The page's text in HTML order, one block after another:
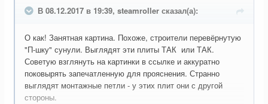
В 08.12.2017 в 19:39, steamroller сказал(а):
О как! Занятная картина. Похоже, строители перевёрнутую
"П-шку" сунули. Выглядят эти плиты ТАК или ТАК.
Советую взглянуть на картинки в ссылке и аккуратно
поковырять запечатленную для прояснения. Странно
выглядят монтажные петли - у этих плит они с другой
стороны.